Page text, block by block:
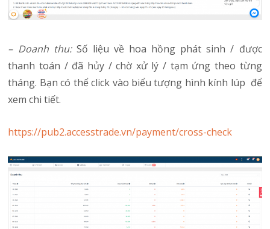
– Doanh thu: Số liệu về hoa hồng phát sinh / được
thanh toán / đã hủy / chờ xử lý / tạm ứng theo từng
tháng. Bạn có thể click vào biểu tượng hình kính lúp để
xem chi tiết.
https://pub2.accesstrade.vn/payment/cross-check